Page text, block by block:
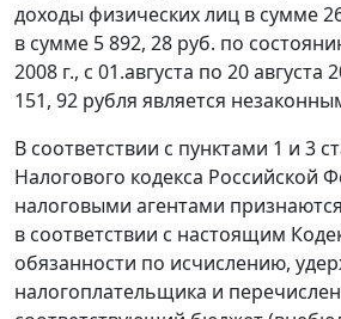
доходы физических лиц в сумме
в сумме 5 892, 28 руб. по
2008 г., с 01.августа по 20 августа
151, 92 рубля является
В соответствии с пунктами 1 и 3
Налогового кодекса Российской
налоговыми агентами
в соответствии с настоящим
обязанности по исчислению,
налогоплательщика и